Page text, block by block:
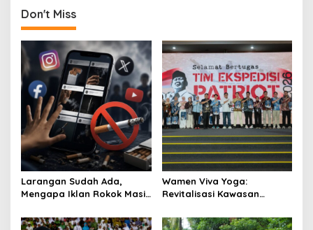
n
a
v
i
g
a
t
i
o
n
Don't Miss
Larangan Sudah Ada,
Mengapa Iklan Rokok Masih
Wamen Viva Yoga:
Revitalisasi Kawasan
pada Riset dan Kolaborasi